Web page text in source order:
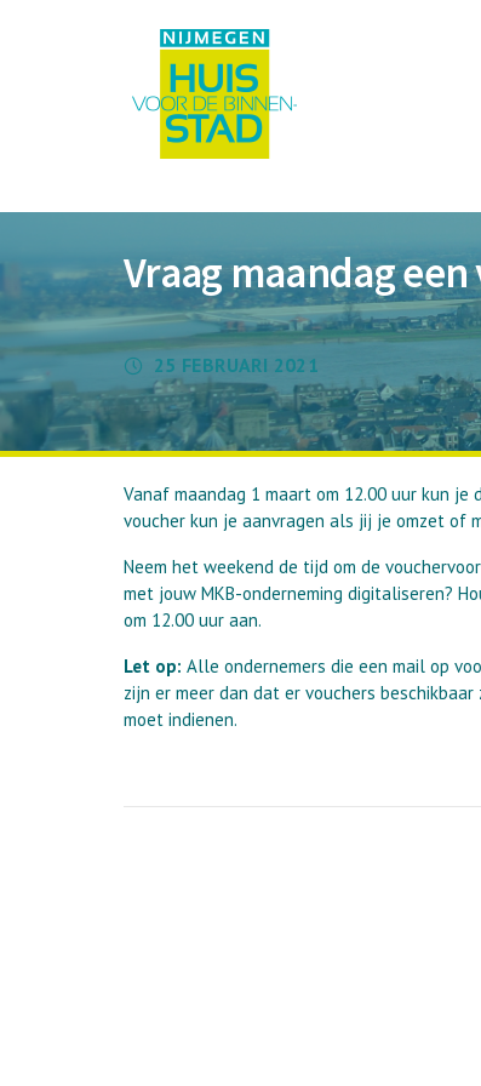
Vraag maandag
25 FEBRUARI 2021
Vanaf maandag 1 maart om 12.00 uur kun je
voucher kun je aanvragen als jij je omzet of
Neem het weekend de tijd om de
met jouw MKB-onderneming digitaliseren?
om 12.00 uur aan.
Let op: Alle ondernemers die een mail op
zijn er meer dan dat er vouchers
moet indienen.